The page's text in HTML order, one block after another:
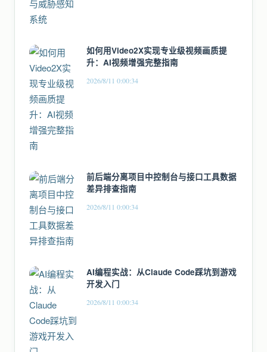
如何用Video2X实现专业级视频画质提
升：AI视频增强完整指南
2026/8/11 0:00:34
前后端分离项目中控制台与接口工具数据
差异排查指南
2026/8/11 0:00:34
AI编程实战：从Claude Code踩坑到游戏
开发入门
2026/8/11 0:00:34